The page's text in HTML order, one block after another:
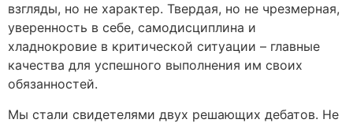
взгляды, но не характер. Твердая, но не чрезмерная,
уверенность в себе, самодисциплина и
хладнокровие в критической ситуации – главные
качества для успешного выполнения им своих
обязанностей.
Мы стали свидетелями двух решающих дебатов. Не